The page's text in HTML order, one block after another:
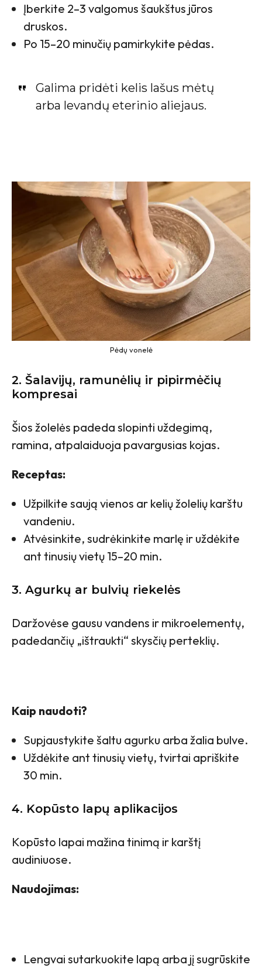
Įberkite 2–3 valgomus šaukštus jūros
druskos.
Po 15–20 minučių pamirkykite pėdas.
Galima pridėti kelis lašus mėtų
arba levandų eterinio aliejaus.
Pėdų vonelė
2. Šalavijų, ramunėlių ir pipirmėčių
kompresai
Šios žolelės padeda slopinti uždegimą,
ramina, atpalaiduoja pavargusias kojas.
Receptas:
Užpilkite saują vienos ar kelių žolelių karštu
vandeniu.
Atvėsinkite, sudrėkinkite marlę ir uždėkite
ant tinusių vietų 15–20 min.
3. Agurkų ar bulvių riekelės
Daržovėse gausu vandens ir mikroelementų,
padedančių „ištraukti“ skysčių perteklių.
Kaip naudoti?
Supjaustykite šaltu agurku arba žalia bulve.
Uždėkite ant tinusių vietų, tvirtai apriškite
30 min.
4. Kopūsto lapų aplikacijos
Kopūsto lapai mažina tinimą ir karštį
audiniuose.
Naudojimas:
Lengvai sutarkuokite lapą arba jį sugrūskite